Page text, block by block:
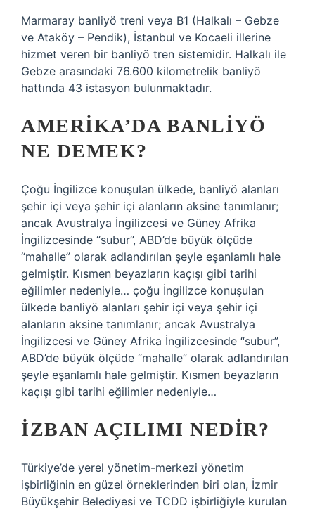
Marmaray banliyö treni veya B1 (Halkalı – Gebze
ve Ataköy – Pendik), İstanbul ve Kocaeli illerine
hizmet veren bir banliyö tren sistemidir. Halkalı ile
Gebze arasındaki 76.600 kilometrelik banliyö
hattında 43 istasyon bulunmaktadır.
AMERIKA’DA BANLIYÖ
NE DEMEK?
Çoğu İngilizce konuşulan ülkede, banliyö alanları
şehir içi veya şehir içi alanların aksine tanımlanır;
ancak Avustralya İngilizcesi ve Güney Afrika
İngilizcesinde “subur”, ABD’de büyük ölçüde
“mahalle” olarak adlandırılan şeyle eşanlamlı hale
gelmiştir. Kısmen beyazların kaçışı gibi tarihi
eğilimler nedeniyle… çoğu İngilizce konuşulan
ülkede banliyö alanları şehir içi veya şehir içi
alanların aksine tanımlanır; ancak Avustralya
İngilizcesi ve Güney Afrika İngilizcesinde “subur”,
ABD’de büyük ölçüde “mahalle” olarak adlandırılan
şeyle eşanlamlı hale gelmiştir. Kısmen beyazların
kaçışı gibi tarihi eğilimler nedeniyle…
İZBAN AÇILIMI NEDIR?
Türkiye’de yerel yönetim-merkezi yönetim
işbirliğinin en güzel örneklerinden biri olan, İzmir
Büyükşehir Belediyesi ve TCDD işbirliğiyle kurulan